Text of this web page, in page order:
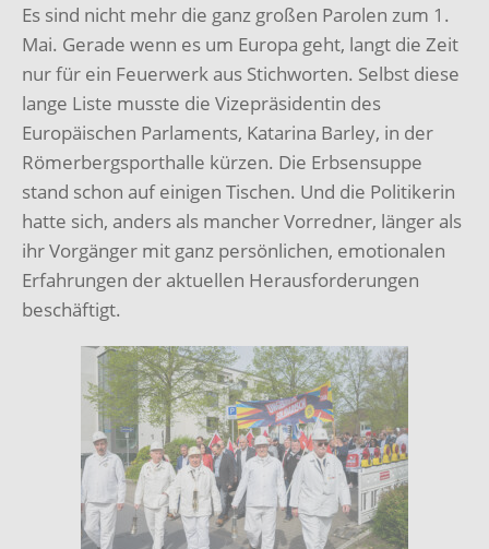
Es sind nicht mehr die ganz großen Parolen zum 1.
Mai. Gerade wenn es um Europa geht, langt die Zeit
nur für ein Feuerwerk aus Stichworten. Selbst diese
lange Liste musste die Vizepräsidentin des
Europäischen Parlaments, Katarina Barley, in der
Römerbergsporthalle kürzen. Die Erbsensuppe
stand schon auf einigen Tischen. Und die Politikerin
hatte sich, anders als mancher Vorredner, länger als
ihr Vorgänger mit ganz persönlichen, emotionalen
Erfahrungen der aktuellen Herausforderungen
beschäftigt.